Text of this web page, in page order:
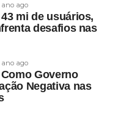
ano ago
mi de usuários,
desafios nas
ano ago
Governo
Negativa nas